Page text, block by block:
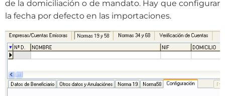
de la domiciliación o de mandato. Hay que configurar
la fecha por defecto en las importaciones.